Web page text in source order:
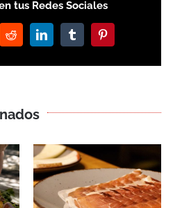
tus Redes Sociales
RedditLinkedInTumblrPinterest